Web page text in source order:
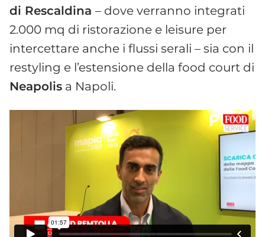
di Rescaldina – dove verranno integrati
2.000 mq di ristorazione e leisure per
intercettare anche i flussi serali – sia con il
restyling e l’estensione della food court di
Neapolis a Napoli.